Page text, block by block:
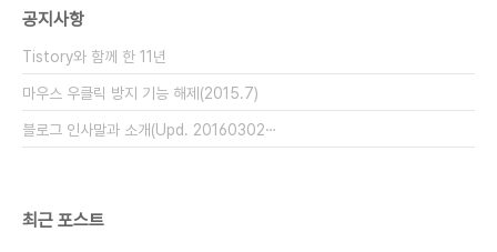
해 보면 어렵지 않게 누구나 따라서 설치 가능하도록
클을..
공지사항
Tistory와 함께 한 11년
마우스 우클릭 방지 기능 해제(2015.7)
블로그 인사말과 소개(Upd. 20160302⋯
최근 포스트